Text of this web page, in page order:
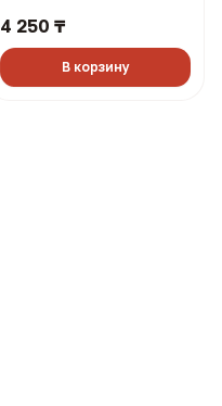
4 250 ₸
В корзину